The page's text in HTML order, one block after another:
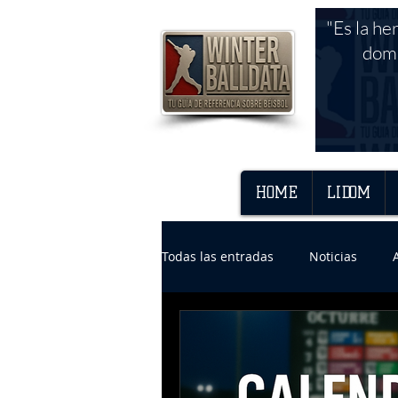
HOME LIDOM
"Es la
Todas las entradas Noticias